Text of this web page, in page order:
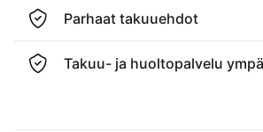
Parhaat takuuehdot
Takuu- ja huoltopalvelu